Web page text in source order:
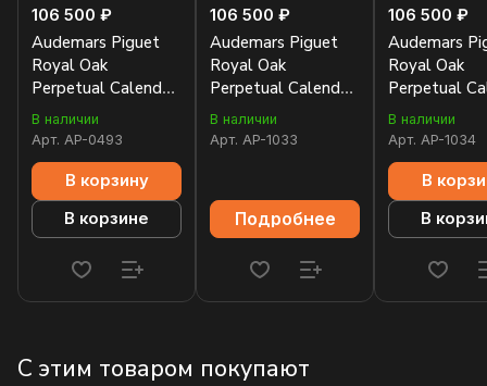
106 500 ₽
Audemars Piguet
Royal Oak
Perpetual Calendar
26574TI.OO.1220TI.01
В наличии
Арт. AP-0493
В корзину
В корзине
106 500 ₽
Audemars Piguet
Royal Oak
Perpetual Calendar
26597PT.OO.1220PT.01
В наличии
Арт. AP-1033
Подробнее
106 500 ₽
Audemars
Royal Oak
Perpetual
В наличии
Арт. AP-1034
В
В
С этим товаром покупают